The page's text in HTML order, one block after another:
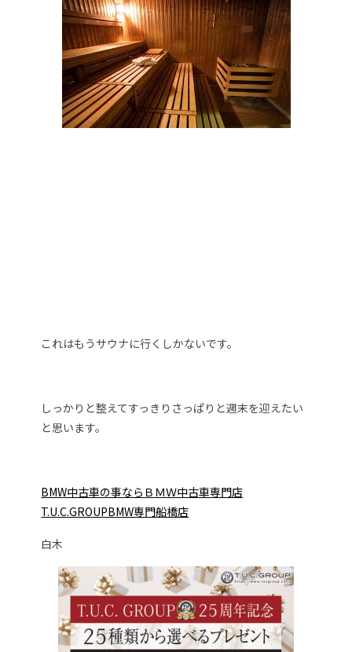
これはもうサウナに行くしかないです。
しっかりと整えてすっきりさっぱりと週末を迎えたい
と思います。
BMW中古車の事ならＢＭＷ中古車専門店
T.U.C.GROUPBMW専門船橋店
白木